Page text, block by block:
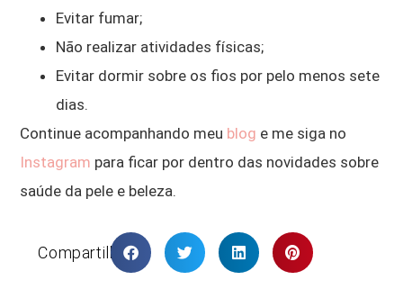
Evitar fumar;
Não realizar atividades físicas;
Evitar dormir sobre os fios por pelo menos sete
dias.
Continue acompanhando meu blog e me siga no
Instagram para ficar por dentro das novidades sobre
saúde da pele e beleza.
Compartilhar